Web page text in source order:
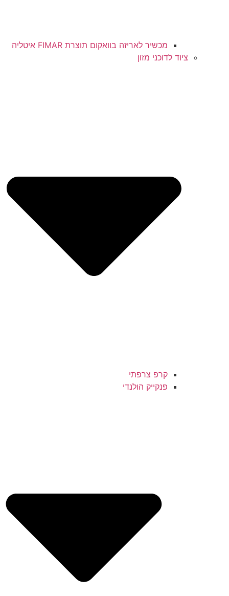
מכשיר לאריזה בוואקום תוצרת FIMAR איטליה​
ציוד לדוכני מזון
קרפ צרפתי
פנקייק הולנדי